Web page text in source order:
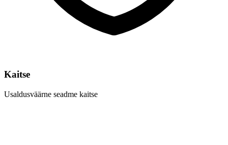
Kaitse
Usaldusväärne seadme kaitse